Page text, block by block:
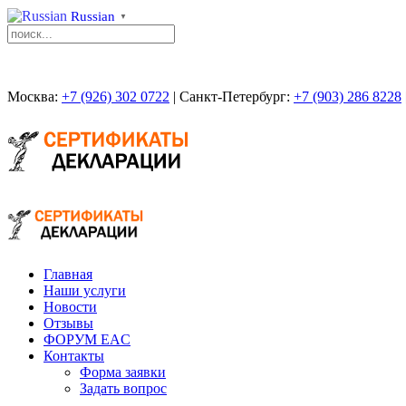
Russian ▼
Москва: +7 (926) 302 0722 | Санкт-Петербург: +7 (903) 286 8228
Главная
Наши услуги
Новости
Отзывы
ФОРУМ EAC
Контакты
Форма заявки
Задать вопрос